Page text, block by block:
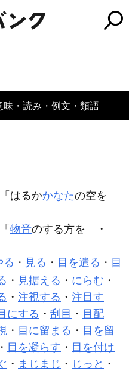
味・読み・例文・類語
はるかかなたの空を
物音のする方を―・
る ・ 見る ・ 目を遣る ・ 目
・ 見据える ・ にらむ ・
・ 注視する ・ 注目す
にする ・ 刮目 ・ 目配
・ 目に留まる ・ 目を留
・ 目を凝らす ・ 目を付け
・ まじまじ ・ じっと ・